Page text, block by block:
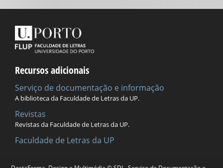
Recursos adicionais
Serviço de documentação e informação
A biblioteca da Faculdade de Letras da UP.
Revistas
Revistas da Faculdade de Letras da UP.
Faculdade de Letras da UP